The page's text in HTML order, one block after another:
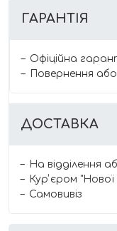
ГАРАНТІЯ
Офіційна
Повернення
ДОСТАВКА
На відділення
Курʼєром
Самовивіз